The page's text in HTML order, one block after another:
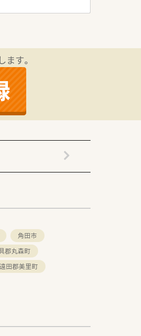
す。
角田市
郡丸森町
遠田郡美里町